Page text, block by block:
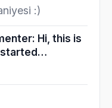
:)
Hi, this is
started…